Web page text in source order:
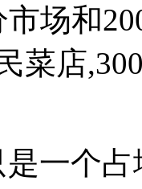
场和
菜店
一个